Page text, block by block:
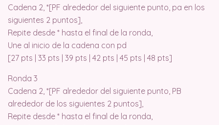
Cadena 2, *[PF alrededor del siguiente punto, pa en los
siguientes 2 puntos],
Repite desde * hasta el final de la ronda,
Une al inicio de la cadena con pd
[27 pts | 33 pts | 39 pts | 42 pts | 45 pts | 48 pts]
Ronda 3
Cadena 2, *[PF alrededor del siguiente punto, PB
alrededor de los siguientes 2 puntos],
Repite desde * hasta el final de la ronda,